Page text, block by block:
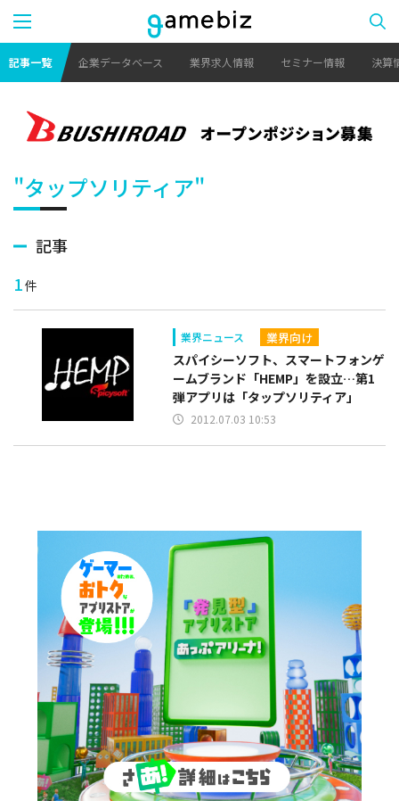
記事一覧 企業データベース 業界求人情報 セミナー情報 決算
"タップソリティア"
記事
1件
業界ニュース 業界向け
スパイシーソフト、スマートフォンゲ
ームブランド「HEMP」を設立…第1
弾アプリは「タップソリティア」
2012.07.03 10:53